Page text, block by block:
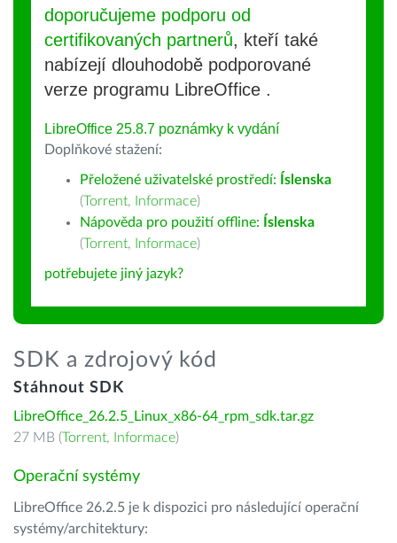
doporučujeme podporu od
certifikovaných partnerů, kteří také
nabízejí dlouhodobě podporované
verze programu LibreOffice .
LibreOffice 25.8.7 poznámky k vydání
Doplňkové stažení:
Přeložené uživatelské prostředí:
Íslenska
(Torrent, Informace)
Nápověda pro použití offline:
Íslenska
(Torrent, Informace)
potřebujete jiný jazyk?
SDK a zdrojový kód
Stáhnout SDK
LibreOffice_26.2.5_Linux_x86-64_rpm_sdk.tar.gz
27 MB (Torrent, Informace)
Operační systémy
LibreOffice 26.2.5 je k dispozici pro následující operační
systémy/architektury: